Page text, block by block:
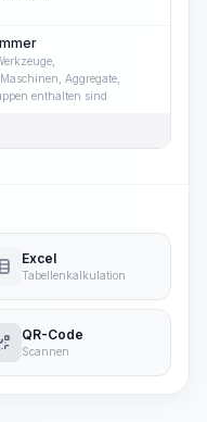
Aggregate,
enthalten sind
Excel
Tabellenkalkulation
QR-Code
Scannen